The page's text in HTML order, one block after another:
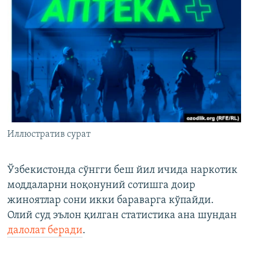
Иллюстратив сурат
Ўзбекистонда сўнгги беш йил ичида наркотик
моддаларни ноқонуний сотишга доир
жиноятлар сони икки бараварга кўпайди.
Олий суд эълон қилган статистика ана шундан
далолат беради.